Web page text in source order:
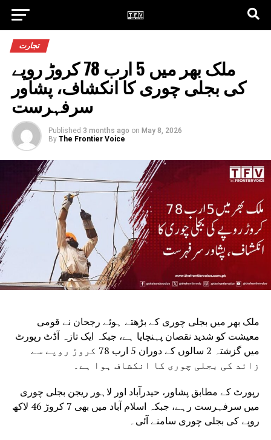
تجارت
ملک بھر میں 5 ارب 78 کروڑ روپے
کی بجلی چوری کا انکشاف، پشاور
سرفہرست
Published 3 months ago on May 8, 2026
By The Frontier Voice
ملک بھر میں بجلی چوری کے بڑھتے ہوئے رجحان نے قومی
معیشت کو شدید نقصان پہنچایا ہے، جبکہ ایک تازہ آڈٹ رپورٹ
میں گزشتہ 2 سالوں کے دوران 5 ارب 78 کروڑ روپے سے
زائد کی بجلی چوری کا انکشاف ہوا ہے۔
رپورٹ کے مطابق پشاور، حیدرآباد اور لاہور ریجن بجلی چوری
میں سرفہرست رہے، جبکہ اسلام آباد میں بھی 7 کروڑ 46 لاکھ
روپے کی بجلی چوری سامنے آئی۔